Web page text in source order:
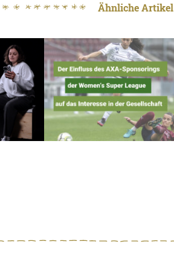
Ähnliche Artikel